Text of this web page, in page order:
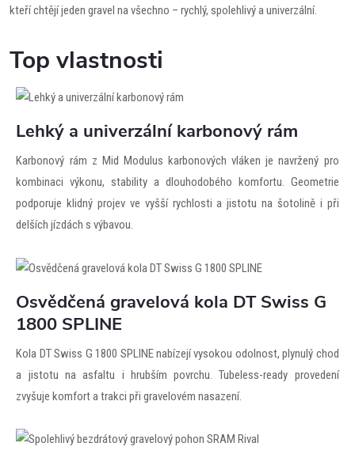
kteří chtějí jeden gravel na všechno – rychlý, spolehlivý a univerzální.
Top vlastnosti
Lehký a univerzální karbonový rám
Karbonový rám z Mid Modulus karbonových vláken je navržený pro
kombinaci výkonu, stability a dlouhodobého komfortu. Geometrie
podporuje klidný projev ve vyšší rychlosti a jistotu na šotolině i při
delších jízdách s výbavou.
Osvědčená gravelová kola DT Swiss G
1800 SPLINE
Kola DT Swiss G 1800 SPLINE nabízejí vysokou odolnost, plynulý chod
a jistotu na asfaltu i hrubším povrchu. Tubeless-ready provedení
zvyšuje komfort a trakci při gravelovém nasazení.